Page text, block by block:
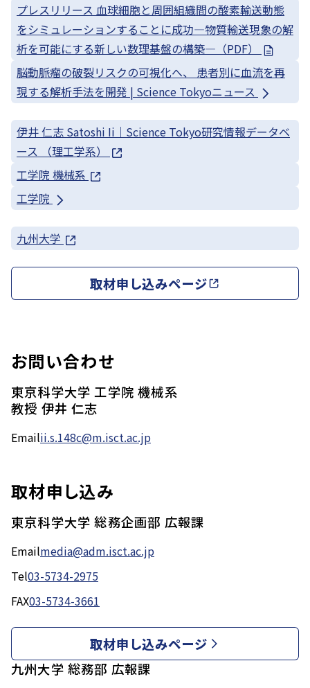
プレスリリース 血球細胞と周囲組織間の酸素輸送動態
をシミュレーションすることに成功—物質輸送現象の解
析を可能にする新しい数理基盤の構築—（PDF）
脳動脈瘤の破裂リスクの可視化へ、 患者別に血流を再
現する解析手法を開発 | Science Tokyoニュース
伊井 仁志 Satoshi Ii｜Science Tokyo研究情報データベ
ース （理工学系）
工学院 機械系
工学院
九州大学
取材申し込みページ
お問い合わせ
東京科学大学 工学院 機械系
教授 伊井 仁志
Emailii.s.148c@m.isct.ac.jp
取材申し込み
東京科学大学 総務企画部 広報課
Emailmedia@adm.isct.ac.jp
Tel03-5734-2975
FAX03-5734-3661
取材申し込みページ
九州大学 総務部 広報課